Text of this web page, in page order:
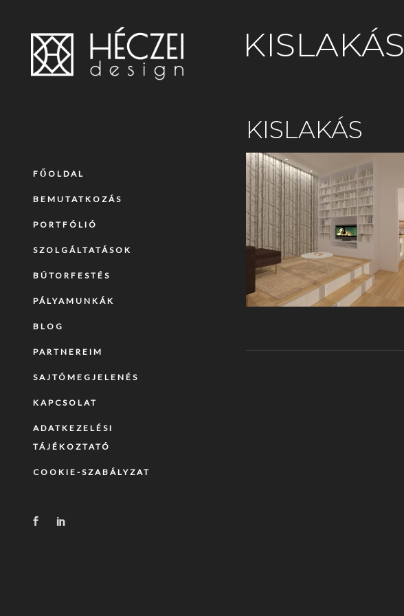
FŐOLDAL
BEMUTATKOZÁS
PORTFÓLIÓ
SZOLGÁLTATÁSOK
BÚTORFESTÉS
PÁLYAMUNKÁK
BLOG
PARTNEREIM
SAJTÓMEGJELENÉS
KAPCSOLAT
ADATKEZELÉSI
TÁJÉKOZTATÓ
COOKIE-SZABÁLYZAT
KISLAKÁS
KISLAKÁS